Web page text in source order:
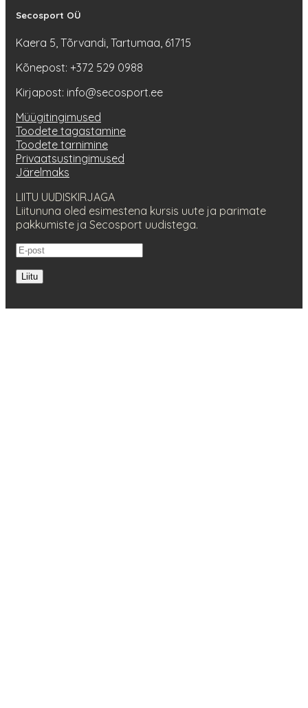
Secosport OÜ
Kaera 5, Tõrvandi, Tartumaa, 61715
Kõnepost: +372 529 0988
Kirjapost: info@secosport.ee
Müügitingimused
Toodete tagastamine
Toodete tarnimine
Privaatsustingimused
Järelmaks
LIITU UUDISKIRJAGA
Liitununa oled esimestena kursis uute ja parimate
pakkumiste ja Secosport uudistega.
Liitu